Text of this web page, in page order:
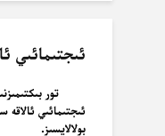
ئىجتىمائىي
تور
ئىجتىمائىي ئالاقە
بولالايسىز.